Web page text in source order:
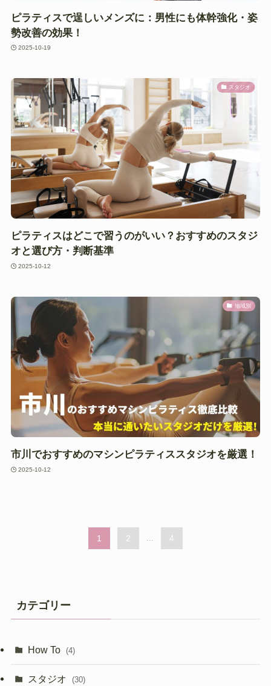
ピラティスで逞しいメンズに：男性にも体幹強化・姿
勢改善の効果！
2025-10-19
スタジオ
ピラティスはどこで習うのがいい？おすすめのスタジ
オと選び方・判断基準
2025-10-12
地域別
市川でおすすめのマシンピラティススタジオを厳選！
2025-10-12
1 2 ... 4
カテゴリー
How To (4)
スタジオ (30)